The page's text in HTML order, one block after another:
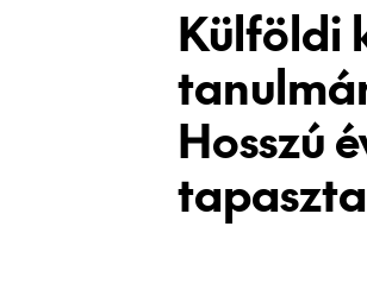
Külföldi
Hosszú